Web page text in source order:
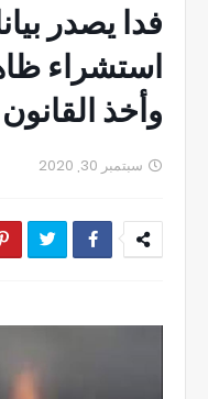
فدا يصدر
استشراء
وأخذ القانون
سبتمبر 30, 2020